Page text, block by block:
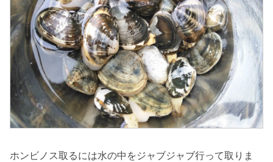
ホンビノス取るには水の中をジャブジャブ行って取りま